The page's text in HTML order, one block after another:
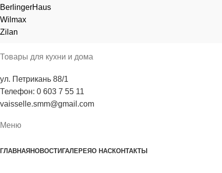
BerlingerHaus
Wilmax
Zilan
Товары для кухни и дома
ул. Петрикань 88/1
Телефон: 0 603 7 55 11
vaisselle.smm@gmail.com
Меню
ГЛАВНАЯ НОВОСТИ ГАЛЕРЕЯО НАСКОНТАКТЫ